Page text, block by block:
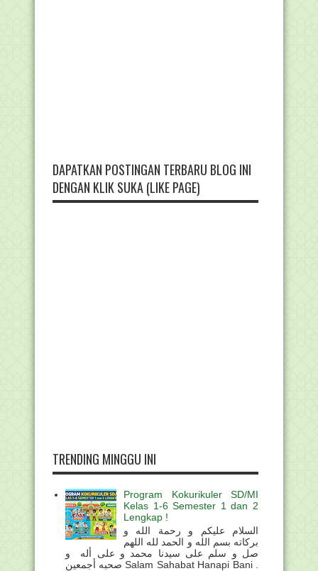
DAPATKAN POSTINGAN TERBARU BLOG INI
DENGAN KLIK SUKA (LIKE PAGE)
TRENDING MINGGU INI
Program Kokurikuler SD/MI
Kelas 1-6 Semester 1 dan 2
Lengkap !
السلام عليكم و رحمة الله و
بركاته بسم الله و الحمد لله اللهم
صل و سلم على سيدنا محمد و على أله و
صحبه أجمعين Salam Sahabat Hanapi Bani .